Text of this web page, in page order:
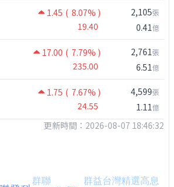
1.45 ( 8.07% )
19.40
2,105張
0.41億
17.00 ( 7.79% )
235.00
2,761張
6.51億
1.75 ( 7.67% )
24.55
4,599張
1.11億
更新時間：2026-08-07 18:46:32